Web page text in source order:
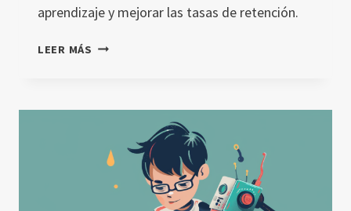
aprendizaje y mejorar las tasas de retención.
LEER MÁS INTELIGENCIA
INNOVACIONES
DESAFÍOS
ÉTICOS